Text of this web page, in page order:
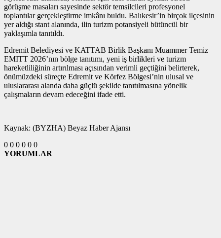
görüşme masaları sayesinde sektör temsilcileri profesyonel
toplantılar gerçekleştirme imkânı buldu. Balıkesir’in birçok ilçesinin
yer aldığı stant alanında, ilin turizm potansiyeli bütüncül bir
yaklaşımla tanıtıldı.
Edremit Belediyesi ve KATTAB Birlik Başkanı Muammer Temiz
EMITT 2026’nın bölge tanıtımı, yeni iş birlikleri ve turizm
hareketliliğinin artırılması açısından verimli geçtiğini belirterek,
önümüzdeki süreçte Edremit ve Körfez Bölgesi’nin ulusal ve
uluslararası alanda daha güçlü şekilde tanıtılmasına yönelik
çalışmaların devam edeceğini ifade etti.
Kaynak: (BYZHA) Beyaz Haber Ajansı
0 0 0 0 0 0
YORUMLAR